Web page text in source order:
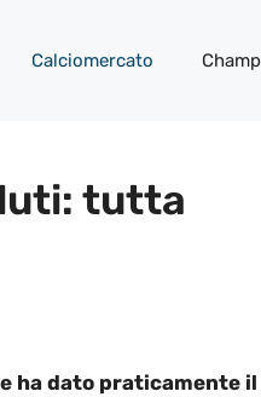
Calciomercato
tutta
ha dato praticamente il